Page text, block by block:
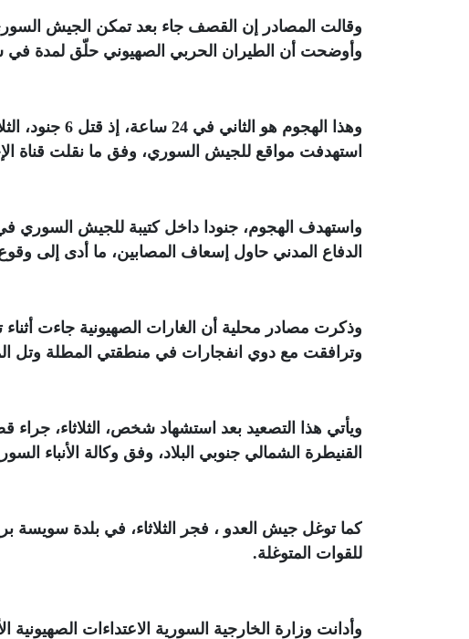
وقالت المصادر إن القصف جاء بعد تمكن الجيش
وأوضحت أن الطيران الحربي الصهيوني حلّق لمدة في
وهذا الهجوم
استهدفت مواقع للجيش السوري، وفق ما نقلت قناة
واستهدف الهجوم، جنودا داخل كتيبة للجيش السوري
الدفاع المدني حاول إسعاف المصابين، ما أدى إلى
وذكرت مصادر محلية أن الغارات الصهيونية جاءت
وترافقت مع دوي انفجارات في منطقتي المطلة وتل
ويأتي هذا التصعيد بعد استشهاد شخص، الثلاثاء،
القنيطرة الشمالي جنوبي البلاد، وفق وكالة الأنباء
كما توغل جيش العدو ، فجر الثلاثاء، في بلدة سويسة
للقوات المتوغلة.
وأدانت وزارة الخارجية السورية الاعتداءات